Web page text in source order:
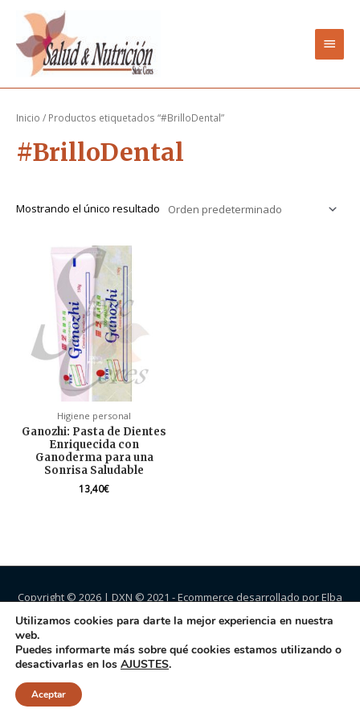
contenido
Inicio / Productos etiquetados “#BrilloDental”
#BrilloDental
Mostrando el único resultado
Higiene personal
Ganozhi: Pasta de Dientes
Enriquecida con
Ganoderma para una
Sonrisa Saludable
13,40€
Copyright © 2026 | DXN © 2021 - Ecommerce desarrollado por Elba
Jiménez.
Utilizamos cookies para darte la mejor experiencia en nuestra
web.
Puedes informarte más sobre qué cookies estamos utilizando o
desactivarlas en los AJUSTES.
Aceptar